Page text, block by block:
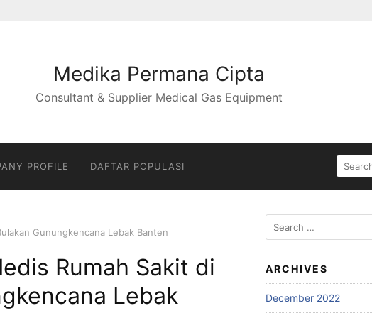
Medika Permana Cipta
Consultant & Supplier Medical Gas Equipment
PROFILE DAFTAR POPULASI
SEARCH
FOR:
Gunungkencana Lebak Banten
Rumah Sakit di
Lebak
Search
for:
ARCHIVES
December 2022